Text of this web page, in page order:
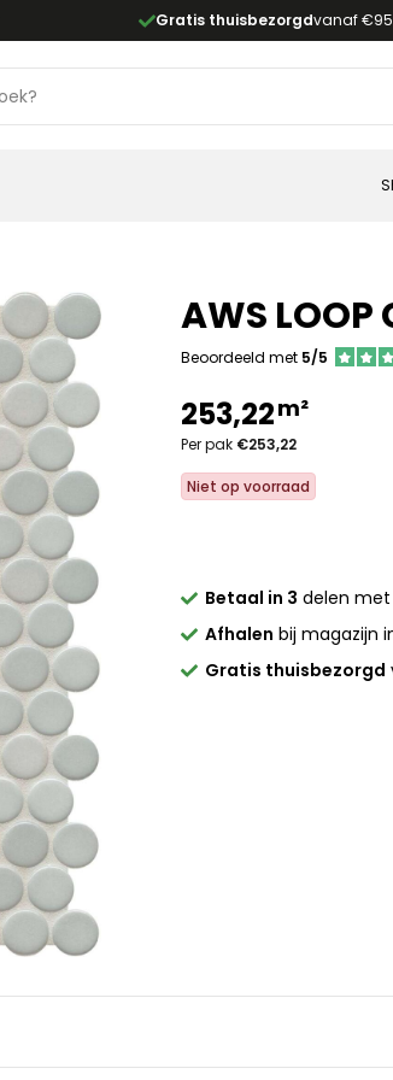
Gratis thuisbezorgdvanaf
AWS
Beoordeeld met 5/5
253,22m²
Per pak €253,22
Niet op voorraad
Betaal in 3 delen
Afhalen bij magazijn
Gratis thuisbezorgd